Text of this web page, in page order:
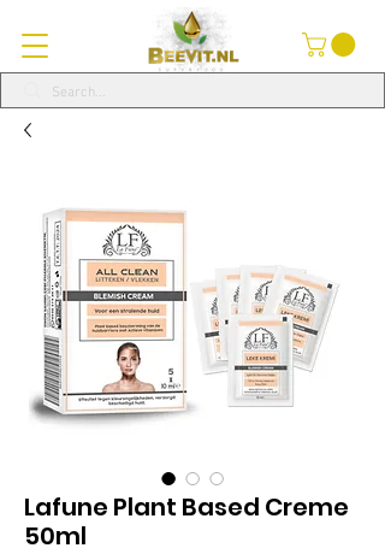
Lafune Plant Based Creme
50ml